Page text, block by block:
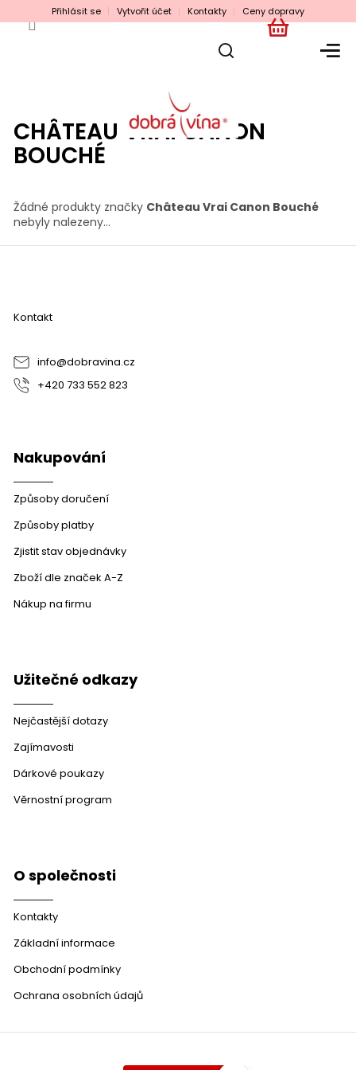
na
Přihlásit se Vytvořit účet Kontakty Ceny dopravy
NÁKUPNÍ
CHÂTEAU VRAI CANON
BOUCHÉ
Žádné produkty značky Château Vrai Canon Bouché
nebyly nalezeny...
Z
Kontakt
info@dobravina.cz
+420 733 552 823
Nakupování
Způsoby doručení
Způsoby platby
Zjistit stav objednávky
Zboží dle značek A-Z
Nákup na firmu
Užitečné odkazy
Nejčastější dotazy
Zajímavosti
Dárkové poukazy
Věrnostní program
O společnosti
Kontakty
Základní informace
Obchodní podmínky
Ochrana osobních údajů